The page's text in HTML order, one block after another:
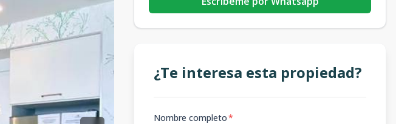
¿Te interesa esta propiedad?
Nombre completo*